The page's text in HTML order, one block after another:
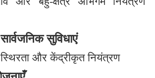
सुविधाएं
स्थिरता और केंद्रीकृत नियंत्रण